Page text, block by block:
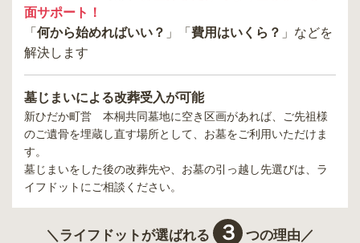
面サポート！
「 何から始めればいい？ 」「 費用はいくら？ 」などを
解決します
墓じまいによる改葬受入が可能
新ひだか町営 本桐共同墓地に空き区画があれば、ご先祖様
のご遺骨を埋蔵し直す場所として、お墓をご利用いただけま
す。
墓じまいをした後の改葬先や、お墓の引っ越し先選びは、ラ
イフドットにご相談ください。
＼ライフドットが選ばれる ３ つの理由／